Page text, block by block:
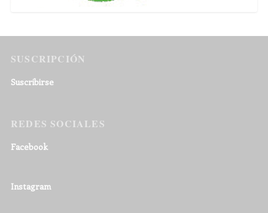
SUSCRIPCIÓN
Suscribirse
REDES SOCIALES
Facebook
Instagram